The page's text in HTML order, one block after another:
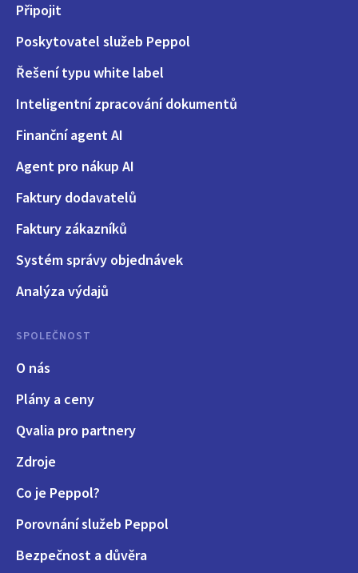
Připojit
Poskytovatel služeb Peppol
Řešení typu white label
Inteligentní zpracování dokumentů
Finanční agent AI
Agent pro nákup AI
Faktury dodavatelů
Faktury zákazníků
Systém správy objednávek
Analýza výdajů
SPOLEČNOST
O nás
Plány a ceny
Qvalia pro partnery
Zdroje
Co je Peppol?
Porovnání služeb Peppol
Bezpečnost a důvěra